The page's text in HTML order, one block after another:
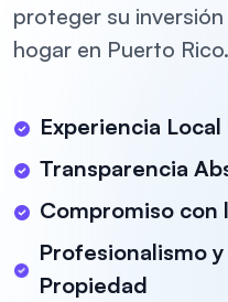
proteger su
hogar en Puerto Rico.
Experiencia
Transparencia
Compromiso con
Profesionalismo
Propiedad